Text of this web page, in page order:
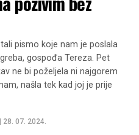
pismo koje nam je poslala
gospođa Tereza. Pet
ne bi poželjela ni najgorem
našla tek kad joj je prije
28. 07. 2024.